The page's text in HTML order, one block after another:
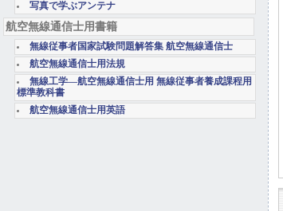
写真で学ぶアンテナ
航空無線通信士用書籍
無線従事者国家試験問題解答集 航空無線通信士
航空無線通信士用法規
無線工学―航空無線通信士用 無線従事者養成課程用
標準教科書
航空無線通信士用英語